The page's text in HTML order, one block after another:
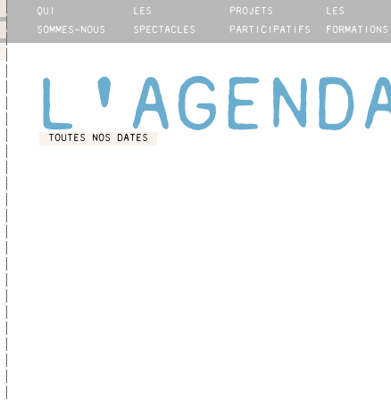
QUI
SOMMES-NOUS
LES
SPECTACLES
PROJETS
PARTICIPATIFS
LES
FORMATIONS
TOUTES NOS DATES